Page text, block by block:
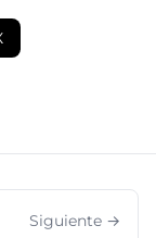
Siguiente →